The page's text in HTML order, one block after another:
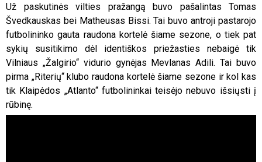
Už paskutinės vilties pražangą buvo pašalintas Tomas
Švedkauskas bei Matheusas Bissi. Tai buvo antroji pastarojo
futbolininko gauta raudona kortelė šiame sezone, o tiek pat
sykių susitikimo dėl identiškos priežasties nebaigė tik
Vilniaus „Žalgirio“ vidurio gynėjas Mevlanas Adili. Tai buvo
pirma „Riterių“ klubo raudona kortelė šiame sezone ir kol kas
tik Klaipėdos „Atlanto“ futbolininkai teisėjo nebuvo išsiųsti į
rūbinę.